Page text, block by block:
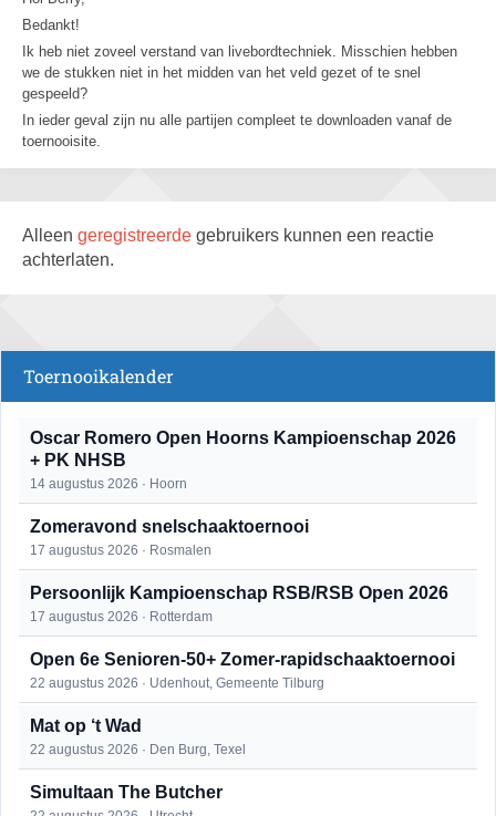
Bedankt!
Ik heb niet zoveel verstand van livebordtechniek. Misschien hebben
we de stukken niet in het midden van het veld gezet of te snel
gespeeld?
In ieder geval zijn nu alle partijen compleet te downloaden vanaf de
toernooisite.
Alleen geregistreerde gebruikers kunnen een reactie
achterlaten.
Toernooikalender
Oscar Romero Open Hoorns Kampioenschap 2026
+ PK NHSB
14 augustus 2026 · Hoorn
Zomeravond snelschaaktoernooi
17 augustus 2026 · Rosmalen
Persoonlijk Kampioenschap RSB/RSB Open 2026
17 augustus 2026 · Rotterdam
Open 6e Senioren-50+ Zomer-rapidschaaktoernooi
22 augustus 2026 · Udenhout, Gemeente Tilburg
Mat op ‘t Wad
22 augustus 2026 · Den Burg, Texel
Simultaan The Butcher